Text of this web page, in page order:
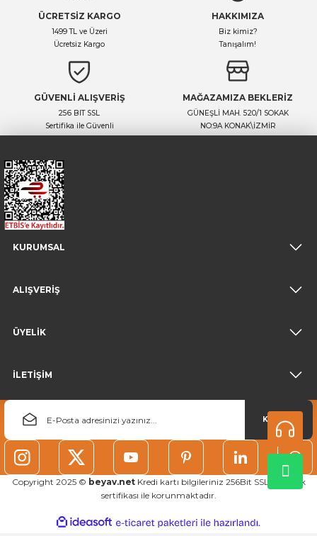
ÜCRETSİZ KARGO
1499 TL ve Üzeri
Ücretsiz Kargo
HAKKIMIZA
Biz kimiz?
Tanışalım!
GÜVENLİ ALIŞVERİŞ
256 BIT SSL
Sertifika ile Güvenli
MAĞAZAMIZA BEKLERİZ
GÜNEŞLİ MAH. 520/1 SOKAK
NO:9A KONAK\İZMİR
KURUMSAL
ALIŞVERİŞ
ÜYELİK
İLETİŞİM
KAYDOL
Copyright 2025 © beyav.netKredi kartı bilgileriniz 256Bit SSL güvenlik
sertifikası ile korunmaktadır.
ideasoft
e-